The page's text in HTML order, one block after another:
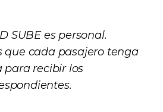
SUBE es personal.
que cada pasajero tenga
para recibir los